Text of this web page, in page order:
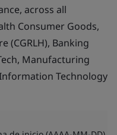
across all
Consumer Goods,
(CGRLH), Banking
Manufacturing
Technology